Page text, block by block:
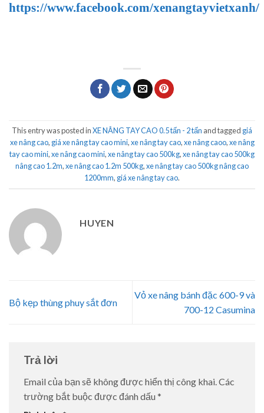
https://www.facebook.com/xenangtayvietxanh/
This entry was posted inXE NÂNG TAY CAO 0.5 tấn - 2 tấn and tagged giá
xe nâng cao, giá xe nâng tay cao mini,xe nâng tay cao,xe nâng caoo,xe nâng
tay cao mini,xe nâng cao mini,xe nâng tay cao 500kg,xe nâng tay cao 500kg
nâng cao 1.2m,xe nâng cao 1.2m 500kg,xe nâng tay cao 500kg nâng cao
1200mm, giá xe nâng tay cao.
HUYEN
Bộ kẹp thùng phuy sắt đơn
Vỏ xe nâng bánh đặc 600-9 và
700-12 Casumina
Trả lời
Email của bạn sẽ không được hiển thị công khai.Các
trường bắt buộc được đánh dấu *